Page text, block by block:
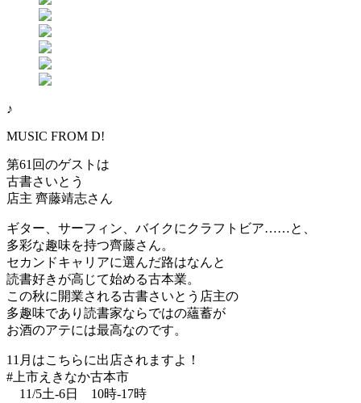
♪
MUSIC FROM D!
第61回のゲストは
古書さいとう
店主 齊藤靖志さん
ギター、サーフィン、バイクにクラフトビア……と、
多彩な趣味を持つ齊藤さん。
セカンドキャリアに選んだ路はなんと
読書好きが高じて始める古本業。
この秋に開業される古書さいとう店主の
多趣味であり読書家ならではの蘊蓄が
お酒のアテには最高なのです。
11月はこちらに出店されますよ！
#上市えきなか古本市
11/5土-6日 10時-17時